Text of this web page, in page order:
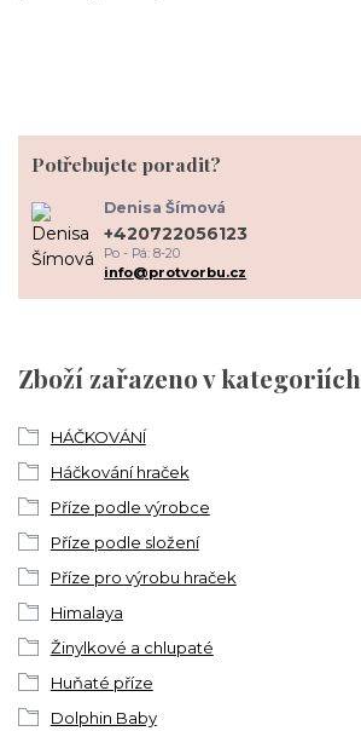
Zboží zařazeno v kategoriích
HÁČKOVÁNÍ
Háčkování hraček
Příze podle výrobce
Příze podle složení
Příze pro výrobu hraček
Himalaya
Žinylkové a chlupaté
Huňaté příze
Dolphin Baby
Potřebujete poradit?
Denisa Šímová
+420722056123
Po - Pá: 8-20
info@protvorbu.cz